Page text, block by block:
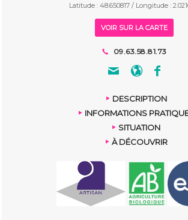
Latitude : 48.650817 / Longitude :
VOIR SUR LA CARTE
09.63.58.81.73
DESCRIPTION
INFORMATIONS
SITUATION
À DÉCOUVRIR